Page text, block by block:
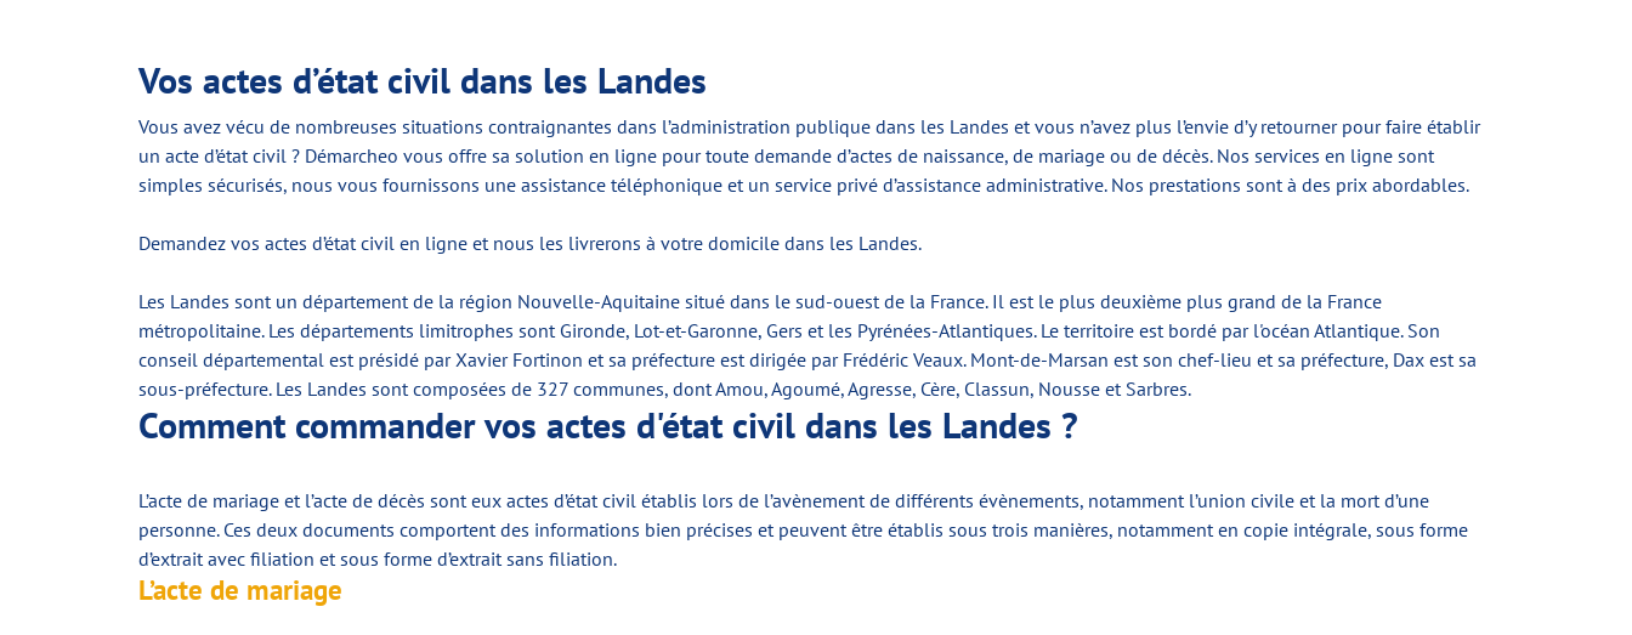
Vos actes d’état civil dans les Landes
Vous avez vécu de nombreuses situations contraignantes dans l’administration publique dans les Landes et vous n’avez plus l’envie d’y retourner pour faire établir
un acte d’état civil ? Démarcheo vous offre sa solution en ligne pour toute demande d’actes de naissance, de mariage ou de décès. Nos services en ligne sont
simples sécurisés, nous vous fournissons une assistance téléphonique et un service privé d’assistance administrative. Nos prestations sont à des prix abordables.
Demandez vos actes d’état civil en ligne et nous les livrerons à votre domicile dans les Landes.
Les Landes sont un département de la région Nouvelle-Aquitaine situé dans le sud-ouest de la France. Il est le plus deuxième plus grand de la France
métropolitaine. Les départements limitrophes sont Gironde, Lot-et-Garonne, Gers et les Pyrénées-Atlantiques. Le territoire est bordé par l'océan Atlantique. Son
conseil départemental est présidé par Xavier Fortinon et sa préfecture est dirigée par Frédéric Veaux. Mont-de-Marsan est son chef-lieu et sa préfecture, Dax est sa
sous-préfecture. Les Landes sont composées de 327 communes, dont Amou, Agoumé, Agresse, Cère, Classun, Nousse et Sarbres.
Comment commander vos actes d'état civil dans les Landes ?
L’acte de mariage et l’acte de décès sont eux actes d’état civil établis lors de l’avènement de différents évènements, notamment l’union civile et la mort d’une
personne. Ces deux documents comportent des informations bien précises et peuvent être établis sous trois manières, notamment en copie intégrale, sous forme
d’extrait avec filiation et sous forme d’extrait sans filiation.
L’acte de mariage